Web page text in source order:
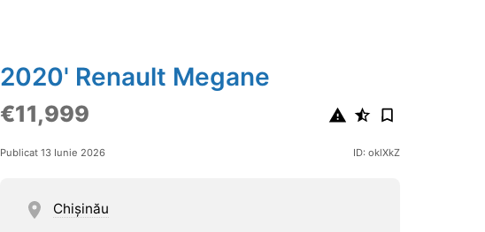
2020' Renault Megane
€11,999
Publicat 13 Iunie 2026 ID: oklXkZ
Chişinău